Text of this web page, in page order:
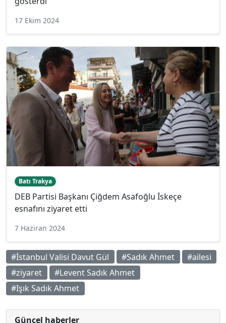
17 Ekim 2024
Batı Trakya
DEB Partisi Başkanı Çiğdem Asafoğlu İskeçe
esnafını ziyaret etti
7 Haziran 2024
#İstanbul Valisi Davut Gül #Sadık Ahmet
#ailesi
#ziyaret
#Levent Sadık Ahmet
#Işık Sadık Ahmet
Güncel haberler